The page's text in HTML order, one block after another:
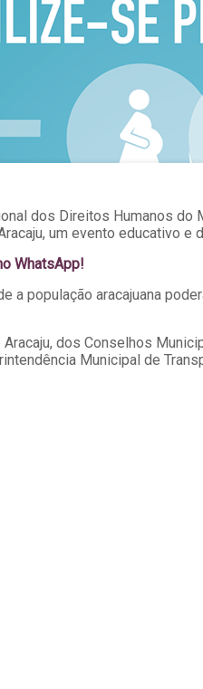
dos Direitos Humanos
um evento educativo
WhatsApp!
a população aracajuana
dos Conselhos
Municipal de